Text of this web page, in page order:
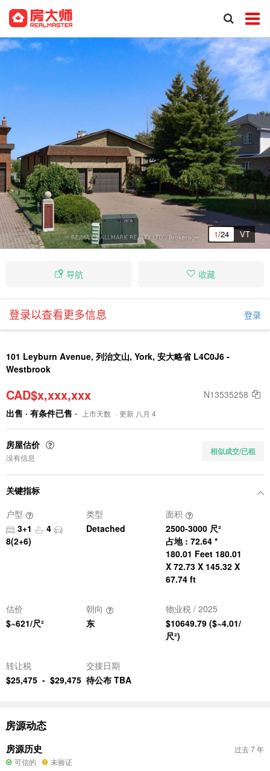
1/24 VT
导航 收藏
登录以查看更多信息 登录